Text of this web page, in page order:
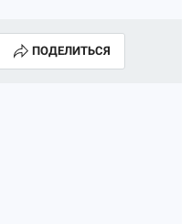
ПОДЕЛИТЬСЯ